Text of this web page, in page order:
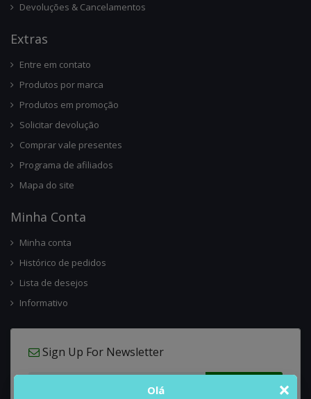
Devoluções & Cancelamentos
ExtRas
Entre em contato
Produtos por marca
Produtos em promoção
Solicitar devolução
Comprar vale presentes
Programa de afiliados
Mapa do site
Minha Conta
Minha conta
Histórico de pedidos
Lista de desejos
Informativo
Sign Up For Newsletter
×
Olá